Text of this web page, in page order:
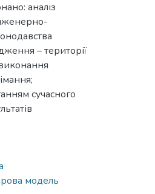
аналіз
– території
сучасного
модель